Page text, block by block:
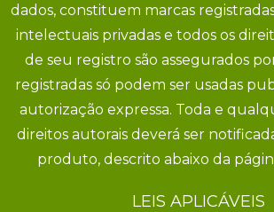
dados, constituem marcas
intelectuais privadas e todos os
de seu registro são assegurados
registradas só podem ser usadas
autorização expressa. Toda e
direitos autorais deverá ser
produto, descrito abaixo da
LEIS APLICÁVEIS